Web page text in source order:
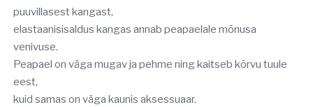
puuvillasest kangast,
elastaanisisaldus kangas annab peapaelale mõnusa
venivuse.
Peapael on väga mugav ja pehme ning kaitseb kõrvu tuule
eest,
kuid samas on väga kaunis aksessuaar.